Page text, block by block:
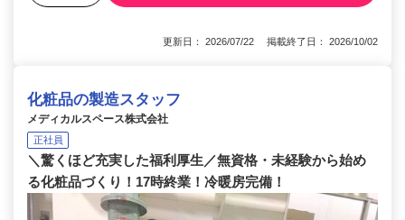
更新日： 2026/07/22 掲載終了日： 2026/10/02
化粧品の製造スタッフ
メディカルスペース株式会社
正社員
＼驚くほど充実した福利厚生／無資格・未経験から始め
る化粧品づくり！17時終業！冷暖房完備！